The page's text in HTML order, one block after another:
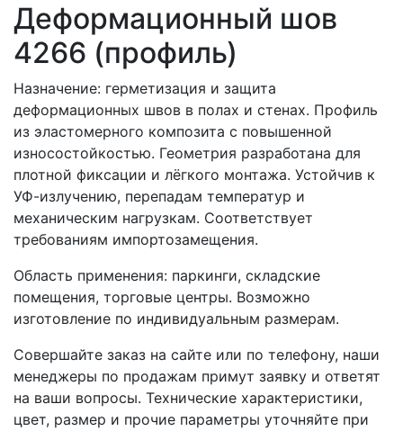
Деформационный шов
4266 (профиль)
Назначение: герметизация и защита
деформационных швов в полах и стенах. Профиль
из эластомерного композита с повышенной
износостойкостью. Геометрия разработана для
плотной фиксации и лёгкого монтажа. Устойчив к
УФ-излучению, перепадам температур и
механическим нагрузкам. Соответствует
требованиям импортозамещения.
Область применения: паркинги, складские
помещения, торговые центры. Возможно
изготовление по индивидуальным размерам.
Совершайте заказ на сайте или по телефону, наши
менеджеры по продажам примут заявку и ответят
на ваши вопросы. Технические характеристики,
цвет, размер и прочие параметры уточняйте при